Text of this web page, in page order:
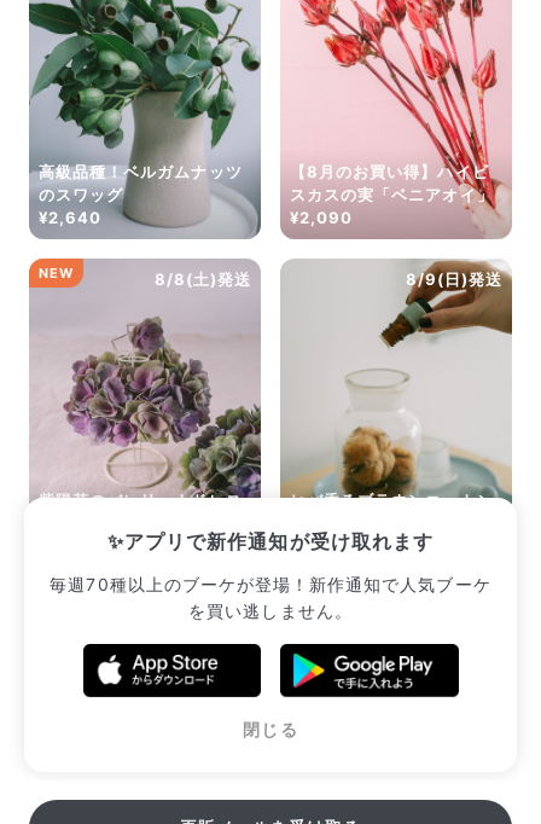
✨アプリで新作通知が受け取れます
毎週70種以上のブーケが登場！新作通知で人気ブーケ
を買い逃しません。
閉じる
高級品種！ベルガムナッツ
のスワッグ
¥2,640
【8月のお買い得】ハイビ
スカスの実「ベニアオイ」
¥2,090
8/8(土)発送
NEW
紫陽花のバレリーナドレス
8/9(日)発送
ヒバ香るブラウンコットン
¥3,300
販売中のブーケ一覧へ